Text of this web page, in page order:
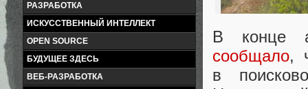
РАЗРАБОТКА
ИСКУССТВЕННЫЙ ИНТЕЛЛЕКТ
OPEN SOURCE
БУДУЩЕЕ ЗДЕСЬ
ВЕБ-РАЗРАБОТКА
В конце
сообщало,
в